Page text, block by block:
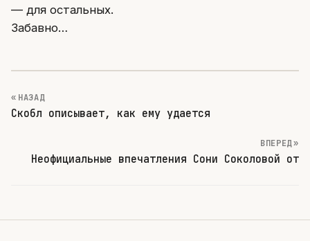
— для остальных.
Забавно…
« НАЗАД
Скобл описывает, как ему удается
ВПЕРЕД »
Неофициальные впечатления Сони Соколовой от